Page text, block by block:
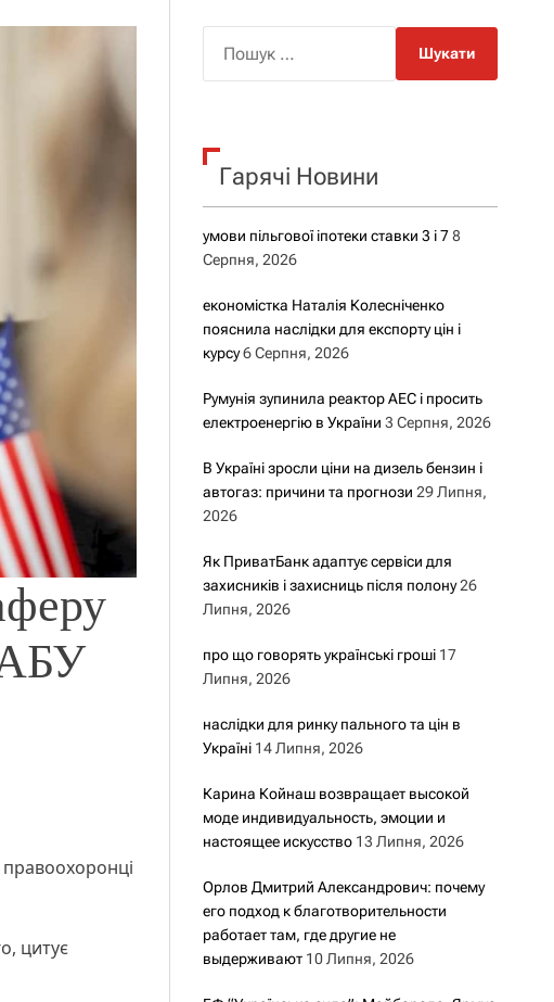
р
о
у
правоохоронці
цитує
к
Гарячі Новини
умови пільгової іпотеки ставки 3 і 7 8
Серпня, 2026
економістка Наталія Колесніченко
пояснила наслідки для експорту цін і
курсу 6 Серпня, 2026
Румунія зупинила реактор АЕС і просить
електроенергію в України 3 Серпня, 2026
В Україні зросли ціни на дизель бензин і
автогаз: причини та прогнози 29 Липня,
2026
Як ПриватБанк адаптує сервіси для
захисників і захисниць після полону 26
Липня, 2026
про що говорять українські гроші 17
Липня, 2026
наслідки для ринку пального та цін в
Україні 14 Липня, 2026
Карина Койнаш возвращает высокой
моде индивидуальность, эмоции и
настоящее искусство 13 Липня, 2026
Орлов Дмитрий Александрович: почему
его подход к благотворительности
работает там, где другие не
выдерживают 10 Липня, 2026